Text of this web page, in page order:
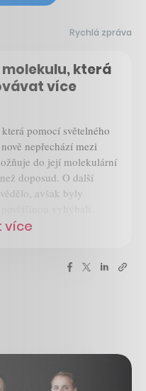
Rychlá zpráva
která
více
pomocí světelného
nepřechází mezi
do její molekulární
doposud. O další
avšak byly
více